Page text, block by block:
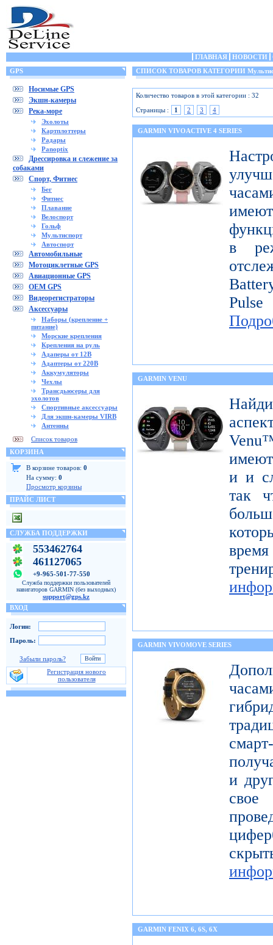
ГЛАВНАЯ НОВОСТИ
GPS
Носимые GPS
Экшн-камеры
Река-море
Эхолоты
Картплоттеры
Радары
Panoptix
Дрессировка и слежение за
собаками
Спорт, Фитнес
Бег
Фитнес
Плавание
Велоспорт
Гольф
Мультиспорт
Автоспорт
Автомобильные
Мотоциклетные GPS
Авиационные GPS
OEM GPS
Видеорегистраторы
Аксессуары
Наборы (крепление +
питание)
Морские крепления
Крепления на руль
Адаперы от 12В
Адаптеры от 220В
Аккумуляторы
Чехлы
Трансдьюсеры для
эхолотов
Спортивные аксессуары
Для экшн-камеры VIRB
Антенны
Список товаров
КОРЗИНА
В корзине товаров: 0
На сумму: 0
Просмотр корзины
ПРАЙС ЛИСТ
СЛУЖБА ПОДДЕРЖКИ
553462764
461127065
+9-965-501-77-550
Служба поддержки пользователей
навигаторов GARMIN (без выходных)
support@gps.kz
ВХОД
Логин:
Пароль:
Забыли пароль?
Регистрация нового
пользователя
СПИСОК ТОВАРОВ КАТЕГОРИИ
Количество товаров в этой категории : 32
Страницы :
1 2 3 4
GARMIN VIVOACTIVE 4 SERIES
в
GARMIN VENU
и и
так
GARMIN VIVOMOVE SERIES
и
GARMIN FENIX 6, 6S, 6X